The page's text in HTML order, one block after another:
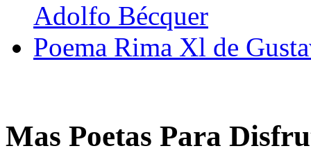
Adolfo Bécquer
Poema Rima Xl de
Mas Poetas Para